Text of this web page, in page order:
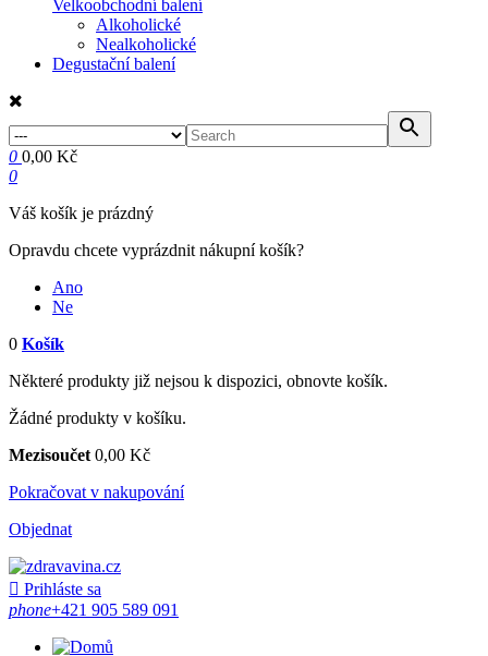
Velkoobchodní balení
Alkoholické
Nealkoholické
Degustační balení
0 0,00 Kč
0
Váš košík je prázdný
Opravdu chcete vyprázdnit nákupní košík?
Ano
Ne
0 Košík
Některé produkty již nejsou k dispozici, obnovte košík.
Žádné produkty v košíku.
Mezisoučet 0,00 Kč
Pokračovat v nakupování
Objednat
 Prihláste sa
phone+421 905 589 091